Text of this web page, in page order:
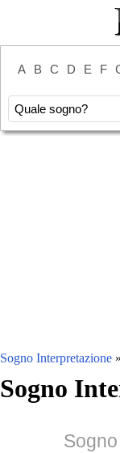
A B C D E F
Sogno Interpretazione »
Sogno